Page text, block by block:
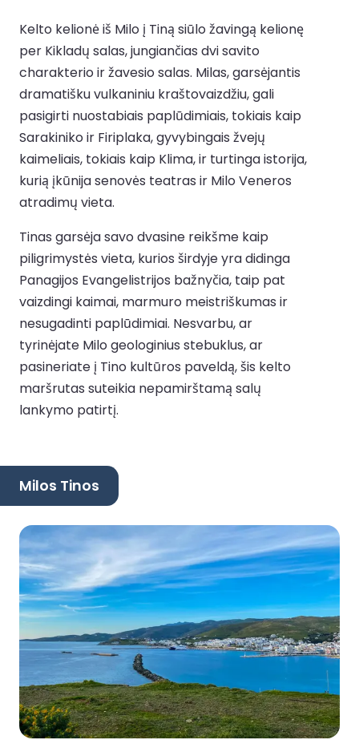
Kelto kelionė iš Milo į Tiną siūlo žavingą kelionę
per Kikladų salas, jungiančias dvi savito
charakterio ir žavesio salas. Milas, garsėjantis
dramatišku vulkaniniu kraštovaizdžiu, gali
pasigirti nuostabiais paplūdimiais, tokiais kaip
Sarakiniko ir Firiplaka, gyvybingais žvejų
kaimeliais, tokiais kaip Klima, ir turtinga istorija,
kurią įkūnija senovės teatras ir Milo Veneros
atradimų vieta.
Tinas garsėja savo dvasine reikšme kaip
piligrimystės vieta, kurios širdyje yra didinga
Panagijos Evangelistrijos bažnyčia, taip pat
vaizdingi kaimai, marmuro meistriškumas ir
nesugadinti paplūdimiai. Nesvarbu, ar
tyrinėjate Milo geologinius stebuklus, ar
pasineriate į Tino kultūros paveldą, šis kelto
maršrutas suteikia nepamirštamą salų
lankymo patirtį.
Milos Tinos